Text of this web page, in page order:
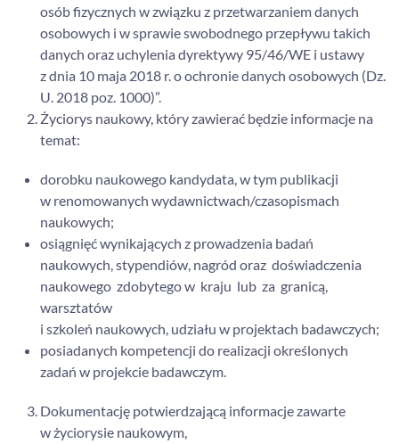
osób fizycznych w związku z przetwarzaniem danych
osobowych i w sprawie swobodnego przepływu takich
danych oraz uchylenia dyrektywy 95/46/WE i ustawy
z dnia 10 maja 2018 r. o ochronie danych osobowych (Dz.
U. 2018 poz. 1000)”.
Życiorys naukowy, który zawierać będzie informacje na
temat:
dorobku naukowego kandydata, w tym publikacji
w renomowanych wydawnictwach/czasopismach
naukowych;
osiągnięć wynikających z prowadzenia badań
naukowych, stypendiów, nagród oraz doświadczenia
naukowego zdobytego w kraju lub za granicą,
warsztatów
i szkoleń naukowych, udziału w projektach badawczych;
posiadanych kompetencji do realizacji określonych
zadań w projekcie badawczym.
Dokumentację potwierdzającą informacje zawarte
w życiorysie naukowym,